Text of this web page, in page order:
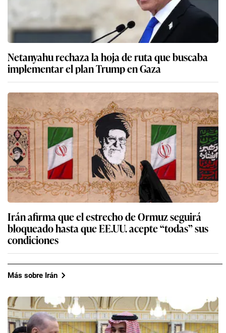
Netanyahu rechaza la hoja de ruta que buscaba
implementar el plan Trump en Gaza
Irán afirma que el estrecho de Ormuz seguirá
bloqueado hasta que EE.UU. acepte “todas” sus
condiciones
Más sobre Irán